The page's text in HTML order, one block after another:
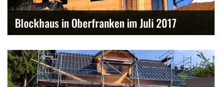
Blockhaus in Oberfranken im Juli 2017